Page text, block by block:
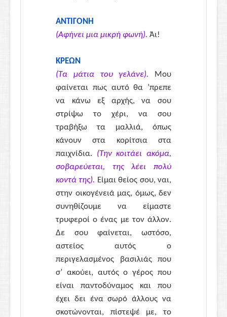
ΑΝΤΙΓΟΝΗ
(Αφήνει μια μικρή φωνή). Άι!
ΚΡΕΩΝ
(Τα μάτια του γελάνε). Μου
φαίνεται πως αυτό θα ’πρεπε
να κάνω εξ αρχής, να σου
στρίψω το χέρι, να σου
τραβήξω τα μαλλιά, όπως
κάνουν στα κορίτσια στα
παιχνίδια. (Την κοιτάει ακόμα,
σοβαρεύεται, της λέει πολύ
κοντά της). Είμαι θείος σου, ναι,
στην οικογένειά μας, όμως, δεν
συνηθίζουμε να είμαστε
τρυφεροί ο ένας με τον άλλον.
Δε σου φαίνεται, ωστόσο,
αστείος αυτός ο
περιγελασμένος βασιλιάς που
σ’ ακούει, αυτός ο γέρος που
είναι παντοδύναμος και που
έχει δει ένα σωρό άλλους να
σκοτώνονται, πίστεψέ με, το